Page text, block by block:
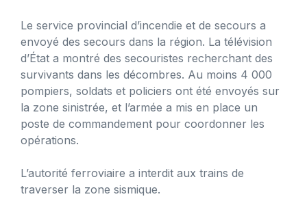
Le service provincial d’incendie et de secours a
envoyé des secours dans la région. La télévision
d’État a montré des secouristes recherchant des
survivants dans les décombres. Au moins 4 000
pompiers, soldats et policiers ont été envoyés sur
la zone sinistrée, et l’armée a mis en place un
poste de commandement pour coordonner les
opérations.
L’autorité ferroviaire a interdit aux trains de
traverser la zone sismique.